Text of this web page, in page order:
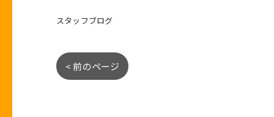
スタッフブログ
< 前のページ